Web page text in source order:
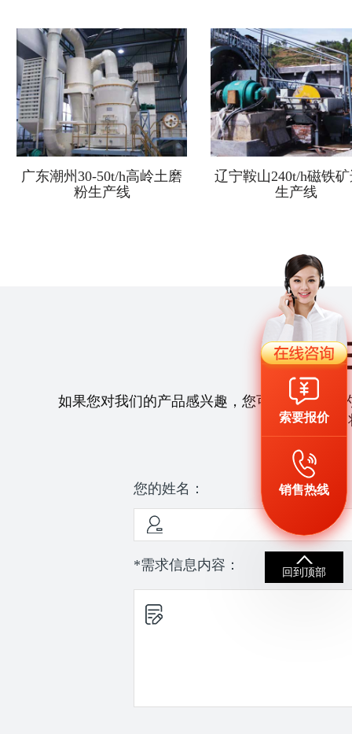
广东潮州30-50t/h高岭土磨
粉生产线
辽宁鞍山240t/h磁铁
生产线
如果您对我们的产品感兴趣，您可以拨打我们
您的姓名：
*需求信息内容：
索要报价
销售热线
回到顶部